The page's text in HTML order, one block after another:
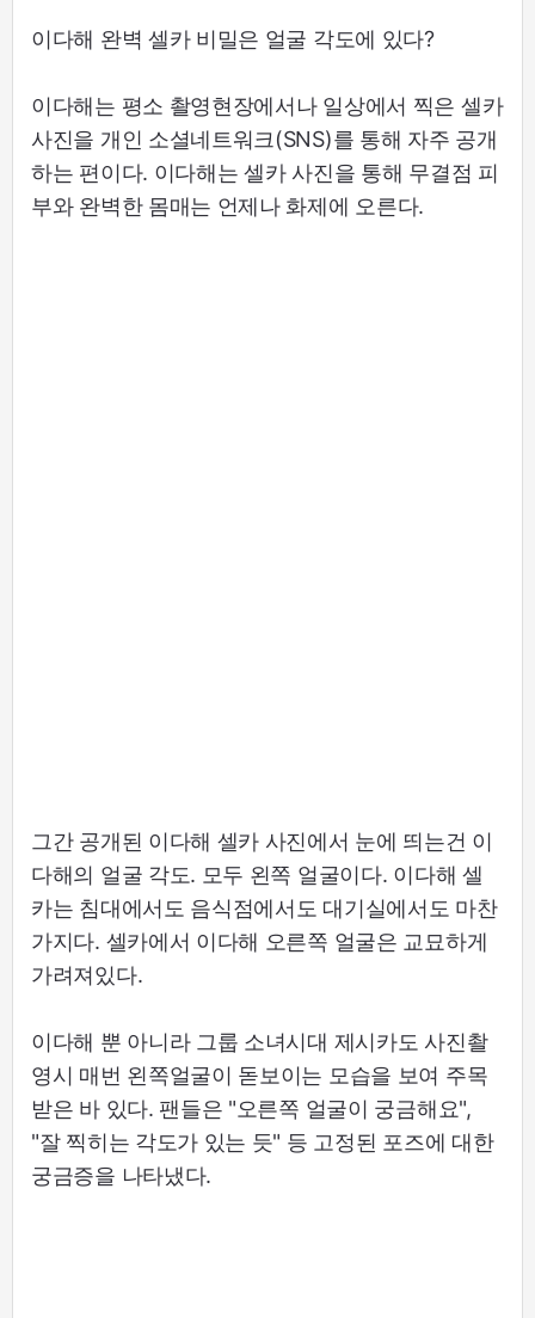
이다해 완벽 셀카 비밀은 얼굴 각도에 있다?
이다해는 평소 촬영현장에서나 일상에서 찍은 셀카
사진을 개인 소셜네트워크(SNS)를 통해 자주 공개
하는 편이다. 이다해는 셀카 사진을 통해 무결점 피
부와 완벽한 몸매는 언제나 화제에 오른다.
그간 공개된 이다해 셀카 사진에서 눈에 띄는건 이
다해의 얼굴 각도. 모두 왼쪽 얼굴이다. 이다해 셀
카는 침대에서도 음식점에서도 대기실에서도 마찬
가지다. 셀카에서 이다해 오른쪽 얼굴은 교묘하게
가려져있다.
이다해 뿐 아니라 그룹 소녀시대 제시카도 사진촬
영시 매번 왼쪽얼굴이 돋보이는 모습을 보여 주목
받은 바 있다. 팬들은 "오른쪽 얼굴이 궁금해요",
"잘 찍히는 각도가 있는 듯" 등 고정된 포즈에 대한
궁금증을 나타냈다.